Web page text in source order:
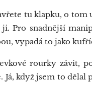
tu klapku, o tom
Pro snadnější
vypadá to jako
rourky závit,
když jsem to